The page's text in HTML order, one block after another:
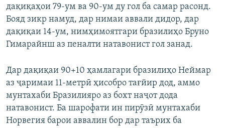
дақиқаҳои 79-ум ва 90-ум ду гол ба самар расонд.
Бояд зикр намуд, дар нимаи аввали дидор, дар
дақиқаи 14-ум, нимҳимоятгари бразилиҳо Бруно
Гимарайнш аз пеналти натавонист гол занад.
Дар дақиқаи 90+10 ҳамлагари бразилиҳо Неймар
аз ҷаримаи 11-метрӣ ҳисобро тағйир дод, аммо
мунтахаби Бразилияро аз бохт наҷот дода
натавонист. Ба шарофати ин пирӯзӣ мунтахаби
Норвегия барои аввалин бор дар таърих ба